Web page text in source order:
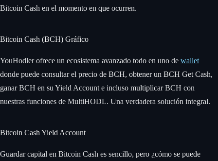
Bitcoin Cash en el momento en que ocurren.
Bitcoin Cash (BCH) Gráfico
YouHodler ofrece un ecosistema avanzado todo en uno de wallet
donde puede consultar el precio de BCH, obtener un BCH Get Cash,
ganar BCH en su Yield Account e incluso multiplicar BCH con
nuestras funciones de MultiHODL. Una verdadera solución integral.
Bitcoin Cash Yield Account
Guardar capital en Bitcoin Cash es sencillo, pero ¿cómo se puede